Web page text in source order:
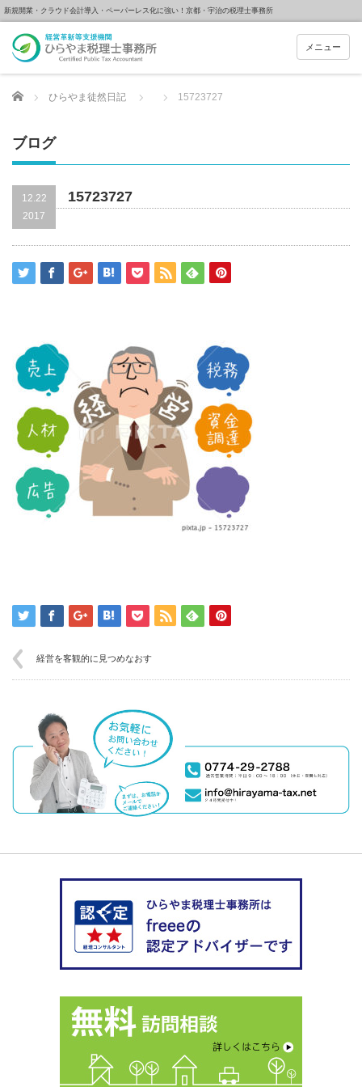
新規開業・クラウド会計導入・ペーパーレス化に強い！京都・宇治の税理士事務所
メニュー
Home ひらやま徒然日記 15723727
ブログ
12.22
2017
15723727
経営を客観的に見つめなおす